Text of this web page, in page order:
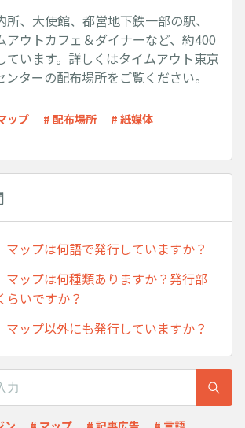
、大使館、都営地下鉄一部の駅、
アウトカフェ＆ダイナーなど、約400
ています。詳しくはタイムアウト東京
ンターの配布場所をご覧ください。
ップ # 配布場所 # 紙媒体
マップは何語で発行していますか？
マップは何種類ありますか？発行部
らいですか？
マップ以外にも発行していますか？